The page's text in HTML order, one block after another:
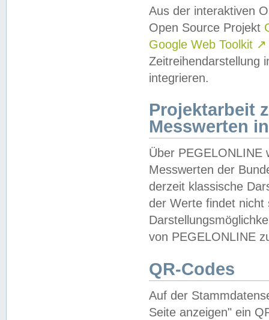
Aus der interaktiven
Open Source Projekt
Google Web Toolkit ↗
Zeitreihendarstellung
integrieren.
Projektarbeit
Messwerten
Über PEGELONLINE
Messwerten der
derzeit klassische
der Werte findet
von PEGELONLINE
QR-Codes
Auf der
Seite anzeigen" ein